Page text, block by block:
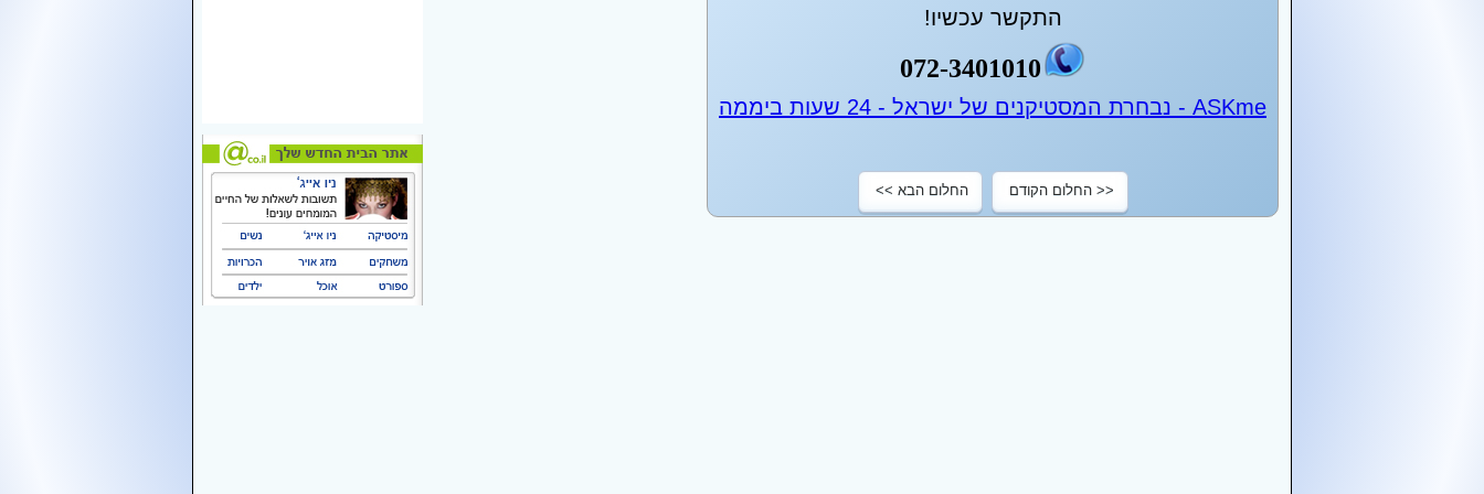
התקשר עכשיו!
072-3401010
ASKme - נבחרת המסטיקנים של ישראל - 24 שעות ביממה
<< החלום הקודם החלום הבא >>